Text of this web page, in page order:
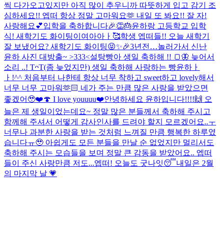
씩 다가오고있지만 아직 많이 추우니까 따뜻하게 입고 감기 조
심하세요!! 엡떠 항상 정말 고마워요🫶 내일 또 봐요!! 잘 자!
사랑해요💕입학을 축하합니다🎉👏🎂윤하랑 고등학교 입학
식! 새학기도 화이팅이여아아ㅏ🥰학생 엡떠들!! 오늘 새학기
잘 보냈어요? 새학기도 화이팅😝✨🎉3년전…놀러가서 신난
윤하 사진 대방출~ >333<설탕빵아 생일 축하해 !! 🍞🦋 늦어서
소리 ..! TᴖT(좀 늦었지만) 생일 축하해 사랑하는 빵윤하ㅏ
ㅏ!^^ 처음부터 나한테 항상 너무 착하고 sweet하고 lovely해서
너무 너무 고마워🫶🏻 네가 주는 만큼 많은 사랑을 받았으면
좋겠어🥹❤️🍄 I love youuuu❤️안녕하세요 윤하입니다!!!!🙌 오
늘은 제 생일이었는데요~ 정말 많은 분들께서 축하해 주시고
함께해 주셔서 어떻게 감사인사를 드려야 할지 모르겠어요..ㅜ
너무나 과분한 사랑을 받는 것처럼 느껴질 만큼 행복한 하루였
습니다ㅠ🥹 아쉽게도 모든 분들을 만날 순 없었지만 멀리서도
축하해 주시는 모습들을 보며 정말 큰 감동을 받았어요.. 엡떠
들이 주신 사랑만큼 저도...엡떠! 오늘도 굿나잇😴내일은 2월
의 마지막 날 💗